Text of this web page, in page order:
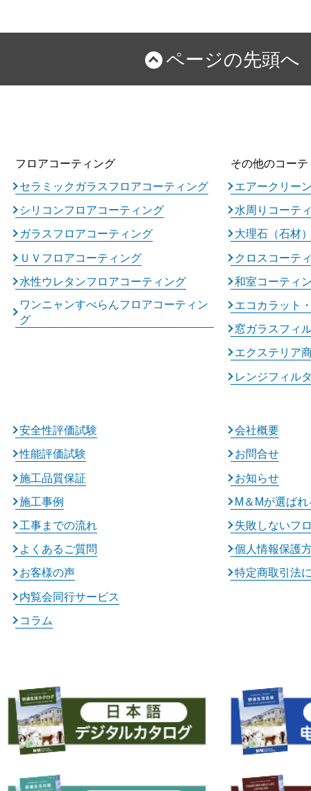
ページの先頭へ
フロアコーティング
セラミックガラスフロアコーティング
シリコンフロアコーティング
ガラスフロアコーティング
ＵＶフロアコーティング
水性ウレタンフロアコーティング
ワンニャンすべらんフロアコーティン
グ
その他のコー
エアークリー
水周りコーテ
大理石（石材
クロスコーテ
和室コーティ
エコカラット
窓ガラスフィ
エクステリア
レンジフィル
安全性評価試験
性能評価試験
施工品質保証
施工事例
工事までの流れ
よくあるご質問
お客様の声
内覧会同行サービス
コラム
会社概要
お問合せ
お知らせ
M＆Mが選ば
失敗しないフ
個人情報保護
特定商取引法